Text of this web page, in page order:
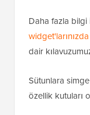
Daha fazla bilgi
dair
Sütunlara
özellik kutuları